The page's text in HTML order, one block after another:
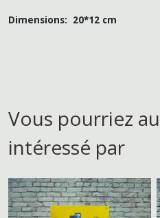
Dimensions: 20*12 cm
Vous pourriez
intéressé par